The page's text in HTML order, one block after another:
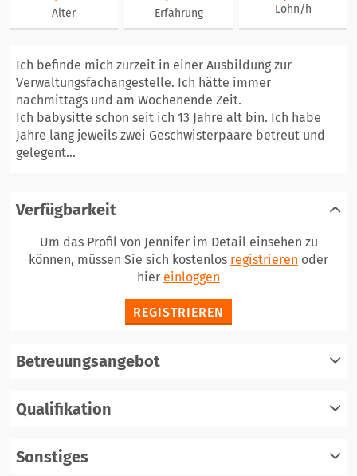
Alter Erfahrung Lohn/h
Ich befinde mich zurzeit in einer Ausbildung zur
Verwaltungsfachangestelle. Ich hätte immer
nachmittags und am Wochenende Zeit.
Ich babysitte schon seit ich 13 Jahre alt bin. Ich habe
Jahre lang jeweils zwei Geschwisterpaare betreut und
gelegent...
Verfügbarkeit
Um das Profil von Jennifer im Detail einsehen zu
können, müssen Sie sich kostenlos registrieren oder
hier einloggen
REGISTRIEREN
Betreuungsangebot
Qualifikation
Sonstiges